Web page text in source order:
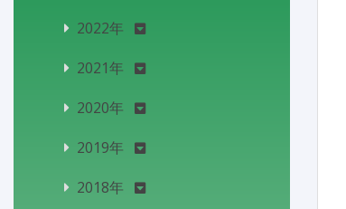
2022年
2021年
2020年
2019年
2018年